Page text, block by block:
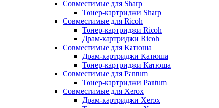
Совместимые для Sharp
Тонер-картриджи Sharp
Совместимые для Ricoh
Тонер-картриджи Ricoh
Драм-картриджи Ricoh
Совместимые для Катюша
Драм-картриджи Катюша
Тонер-картриджи Катюша
Совместимые для Pantum
Тонер-картриджи Pantum
Совместимые для Xerox
Драм-картриджи Xerox